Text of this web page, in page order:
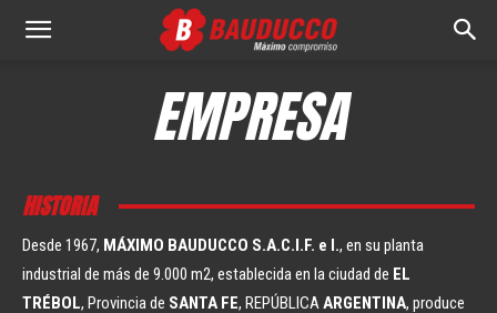
Bauducco
EMPRESA
HISTORIA
Desde 1967, MÁXIMO BAUDUCCO S.A.C.I.F. e I., en su planta
industrial de más de 9.000 m2, establecida en la ciudad de EL
TRÉBOL, Provincia de SANTA FE, REPÚBLICAARGENTINA, produce